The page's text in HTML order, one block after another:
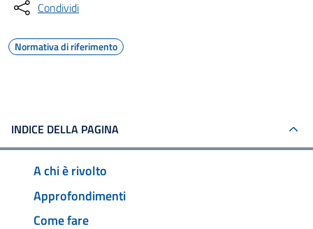
Condividi
Normativa di riferimento
INDICE DELLA PAGINA
A chi è rivolto
Approfondimenti
Come fare